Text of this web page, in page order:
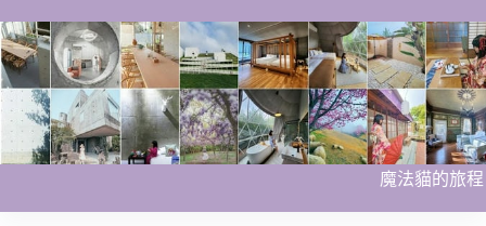
至
主
要
內
容
魔法貓的旅程